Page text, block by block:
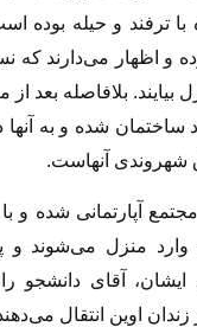
ترفند و حیله بوده
زده و اظهار می‌دارند
بیایند. بلافاصله
ساختمان شده و به
شهروندی آنهاست.
آپارتمانی شده
منزل می‌شوند و
زندان اوین انتقال